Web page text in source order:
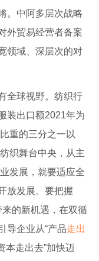
。中阿多层次战略
外贸易经营者备案
领域、深层次的对
球视野。纺织行
装出口额2021年为
重的三分之一以
纺织舞台中央，从主
发展，就要适应全
放发展。要把握
的新机遇，在双循
导企业从“产品走出
本走出去”加快迈